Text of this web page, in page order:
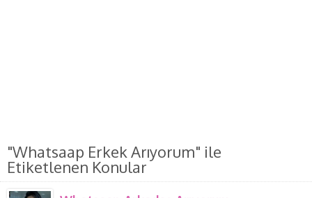
"Whatsaap Erkek Arıyorum" ile
Etiketlenen Konular